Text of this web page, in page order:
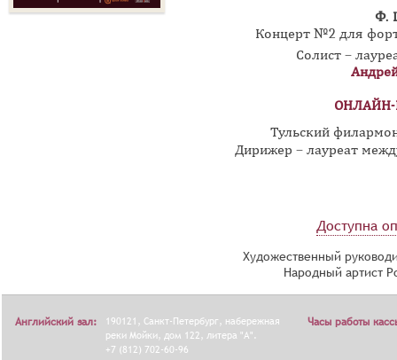
Ф.
Концерт №2 для
Солист –
Тульский
Дирижер – лауреат
Доступна
Художественный
Народный артист
Английский зал:
190121, Санкт-Петербург, набережная
реки Мойки, дом 122, литера "А".
+7 (812) 702-60-96
Часы работы